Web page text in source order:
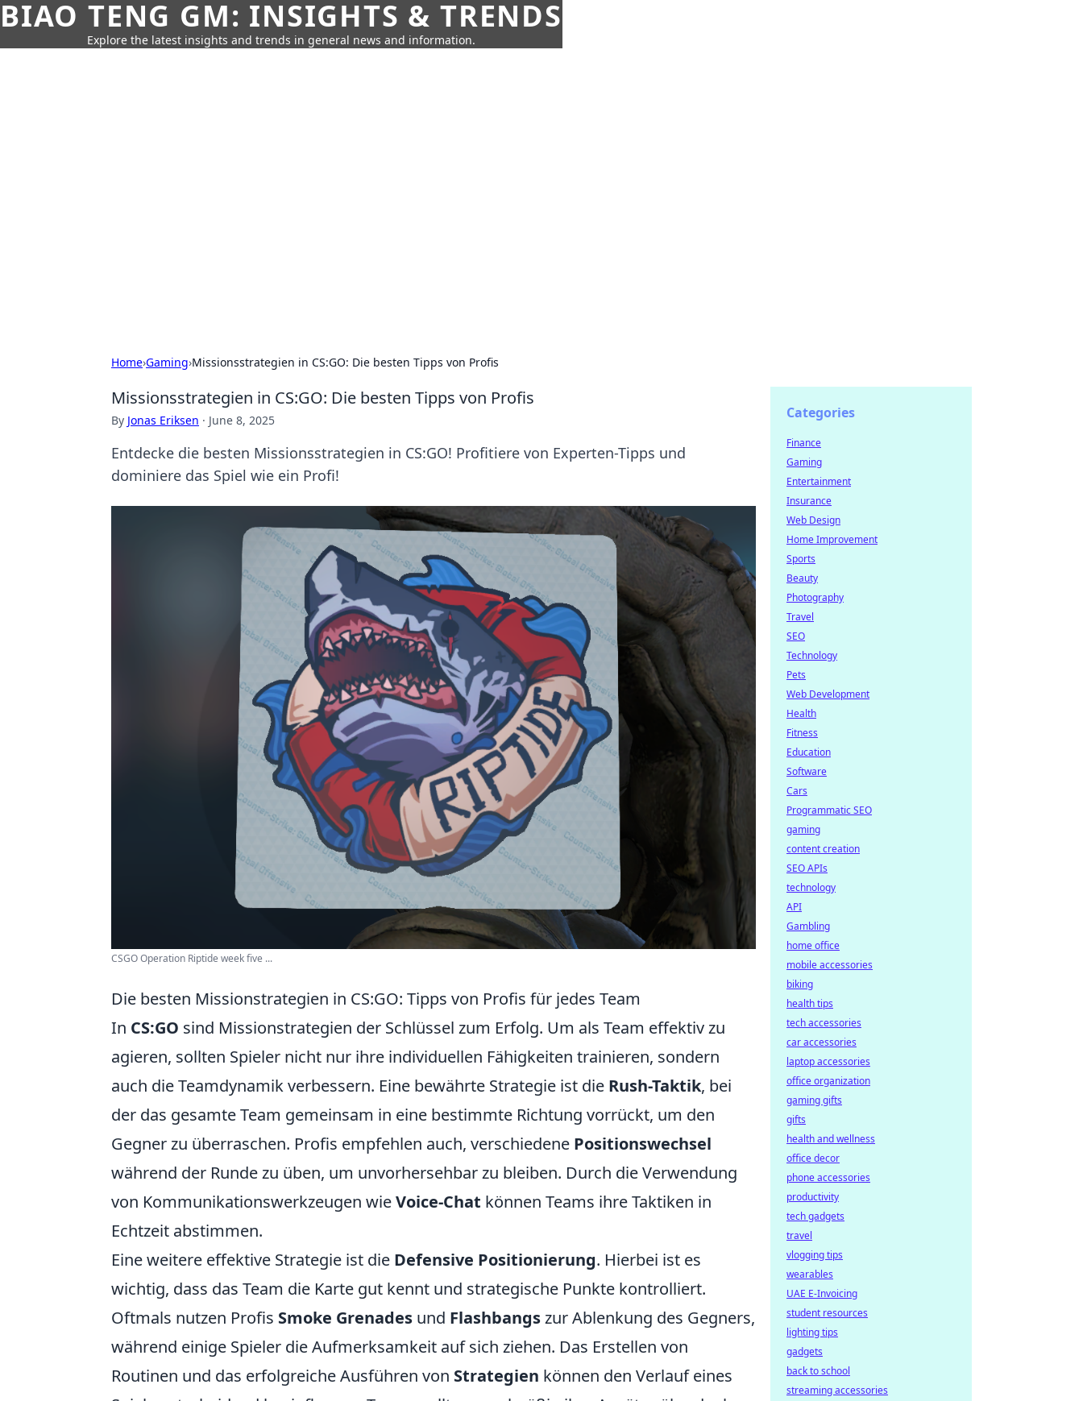
BIAO TENG GM: INSIGHTS & TRENDS
Explore the latest insights and trends in general news and information.
Home›Gaming›Missionsstrategien in CS:GO: Die besten Tipps von Profis
Missionsstrategien in CS:GO: Die besten Tipps von Profis
By Jonas Eriksen · June 8, 2025
Entdecke die besten Missionsstrategien in CS:GO! Profitiere von Experten-Tipps und
dominiere das Spiel wie ein Profi!
CSGO Operation Riptide week five ...
Die besten Missionstrategien in CS:GO: Tipps von Profis für jedes Team
In CS:GO sind Missionstrategien der Schlüssel zum Erfolg. Um als Team effektiv zu
agieren, sollten Spieler nicht nur ihre individuellen Fähigkeiten trainieren, sondern
auch die Teamdynamik verbessern. Eine bewährte Strategie ist die Rush-Taktik, bei
der das gesamte Team gemeinsam in eine bestimmte Richtung vorrückt, um den
Gegner zu überraschen. Profis empfehlen auch, verschiedene Positionswechsel
während der Runde zu üben, um unvorhersehbar zu bleiben. Durch die Verwendung
von Kommunikationswerkzeugen wieVoice-Chat können Teams ihre Taktiken in
Echtzeit abstimmen.
Eine weitere effektive Strategie ist die Defensive Positionierung. Hierbei ist es
wichtig, dass das Team die Karte gut kennt und strategische Punkte kontrolliert.
Oftmals nutzen Profis Smoke Grenades und Flashbangszur Ablenkung des Gegners,
während einige Spieler die Aufmerksamkeit auf sich ziehen. Das Erstellen von
Routinen und das erfolgreiche Ausführen von Strategien können den Verlauf eines
Categories
Finance
Gaming
Entertainment
Insurance
Web Design
Home Improvement
Sports
Beauty
Photography
Travel
SEO
Technology
Pets
Web Development
Health
Fitness
Education
Software
Cars
Programmatic SEO
gaming
content creation
SEO APIs
technology
API
Gambling
home office
mobile accessories
biking
health tips
tech accessories
car accessories
laptop accessories
office organization
gaming gifts
gifts
health and wellness
office decor
phone accessories
productivity
tech gadgets
travel
vlogging tips
wearables
UAE E-Invoicing
student resources
lighting tips
gadgets
back to school
streaming accessories